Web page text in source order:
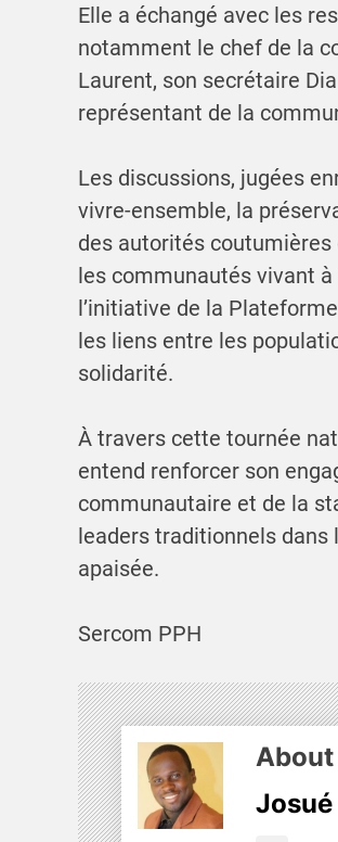
Elle a échangé avec les
notamment le chef de la
Laurent, son secrétaire
représentant de la
Les discussions, jugées
vivre-ensemble, la
des autorités
les communautés vivant
l’initiative de la
les liens entre les
solidarité.
À travers cette tournée
entend renforcer son
communautaire et de la
leaders traditionnels dans
apaisée.
Sercom PPH